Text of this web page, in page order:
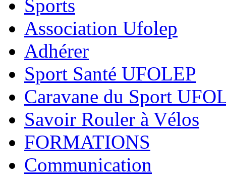
Sports
Association Ufolep
Adhérer
Sport Santé UFOLEP
Caravane du Sport
Savoir Rouler à Vélos
FORMATIONS
Communication